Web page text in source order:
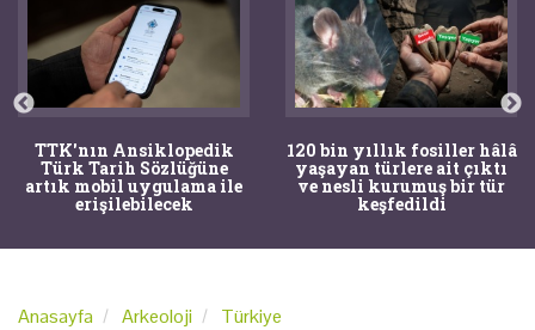
TTK'nın Ansiklopedik
Türk Tarih Sözlüğüne
artık mobil uygulama ile
erişilebilecek
120 bin yıllık fosiller hâlâ
yaşayan türlere ait çıktı
ve nesli kurumuş bir tür
keşfedildi
Anasayfa Arkeoloji Türkiye